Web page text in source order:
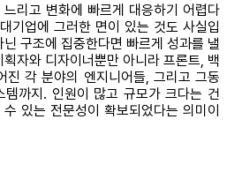
리고 변화에 빠르게 대응하기 어렵다
기업에 그러한 면이 있는 것도 사실입
구조에 집중한다면 빠르게 성과를 낼
자와 디자이너뿐만 아니라 프론트, 백
진 각 분야의 엔지니어들, 그리고 그동
까지. 인원이 많고 규모가 크다는 건
있는 전문성이 확보되었다는 의미이